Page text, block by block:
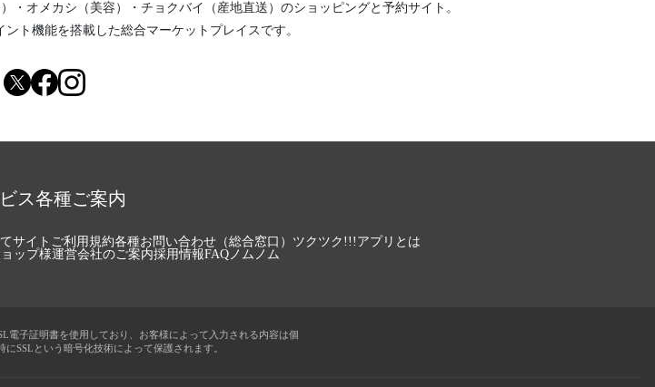
・ オメカシ（美容） ・ チョクバイ（産地直送） のショッピングと予約サイト。
ント機能を搭載した総合マーケットプレイスです。
ス各種ご案内
サイトご利用規約各種お問い合わせ（総合窓口） ツクツク!!!アプリとは
ップ様運営会社のご案内採用情報FAQノムノム
電子証明書を使用しており、お客様によって入力される内容は個
SSLという暗号化技術によって保護されます。